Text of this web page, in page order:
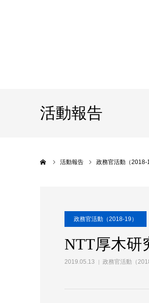
活動報告
活動報告 政務官活動（2018-
政務官活動（2018-19）
NTT厚木研
2019.05.13 政務官活動（